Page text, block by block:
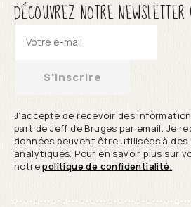
DÉCOUVREZ NOTRE
S'inscrire
J’accepte de recevoir des
part de Jeff de Bruges par email. Je
données peuvent être utilisées à
analytiques. Pour en savoir plus sur
notrepolitique de confidentialité.